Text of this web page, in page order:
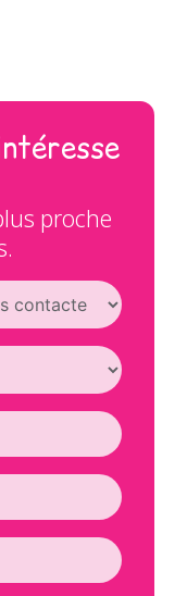
proche